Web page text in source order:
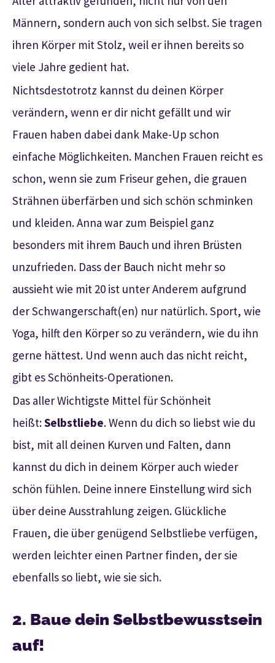
Männern, sondern auch von sich selbst. Sie tragen
ihren Körper mit Stolz, weil er ihnen bereits so
viele Jahre gedient hat.
Nichtsdestotrotz kannst du deinen Körper
verändern, wenn er dir nicht gefällt und wir
Frauen haben dabei dank Make-Up schon
einfache Möglichkeiten. Manchen Frauen reicht es
schon, wenn sie zum Friseur gehen, die grauen
Strähnen überfärben und sich schön schminken
und kleiden. Anna war zum Beispiel ganz
besonders mit ihrem Bauch und ihren Brüsten
unzufrieden. Dass der Bauch nicht mehr so
aussieht wie mit 20 ist unter Anderem aufgrund
der Schwangerschaft(en) nur natürlich. Sport, wie
Yoga, hilft den Körper so zu verändern, wie du ihn
gerne hättest. Und wenn auch das nicht reicht,
gibt es Schönheits-Operationen.
Das aller Wichtigste Mittel für Schönheit
heißt:Selbstliebe. Wenn du dich so liebst wie du
bist, mit all deinen Kurven und Falten, dann
kannst du dich in deinem Körper auch wieder
schön fühlen. Deine innere Einstellung wird sich
über deine Ausstrahlung zeigen. Glückliche
Frauen, die über genügend Selbstliebe verfügen,
werden leichter einen Partner finden, der sie
ebenfalls so liebt, wie sie sich.
2. Baue dein Selbstbewusstsein
auf!